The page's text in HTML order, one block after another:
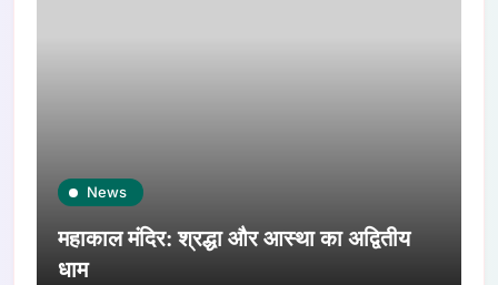
News
महाकाल मंदिर: श्रद्धा और आस्था का अद्वितीय
धाम